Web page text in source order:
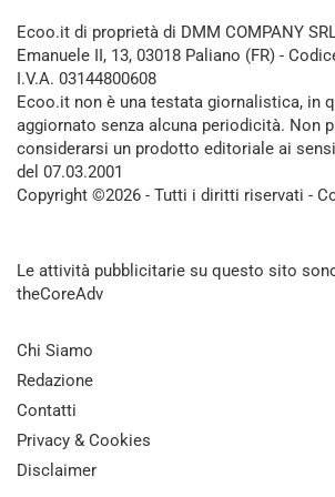
Ecoo.it di proprietà di DMM COMPANY
Emanuele II, 13, 03018 Paliano (FR) -
I.V.A. 03144800608
Ecoo.it non è una testata giornalistica, in
aggiornato senza alcuna periodicità. Non
considerarsi un prodotto editoriale ai
del 07.03.2001
Copyright ©2026 - Tutti i diritti riservati -
Le attività pubblicitarie su questo sito
theCoreAdv
Chi Siamo
Redazione
Contatti
Privacy & Cookies
Disclaimer